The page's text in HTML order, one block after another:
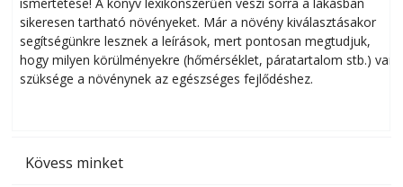
ismertetése! A könyv lexikonszerűen veszi sorra a lakásban
sikeresen tart­ha­tó növényeket. Már a növény kiválasztásakor
segítségünkre lesznek a leírások, mert pontosan megtudjuk,
hogy milyen körülményekre (hőmérséklet, páratartalom stb.) van
szüksége a növénynek az egészséges fejlődéshez.
Kövess minket